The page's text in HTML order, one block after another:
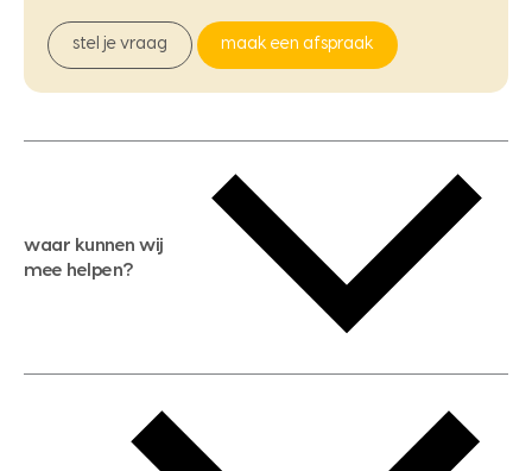
stel je vraag maak een afspraak
waar kunnen wij
mee helpen?
gratis zoekservice